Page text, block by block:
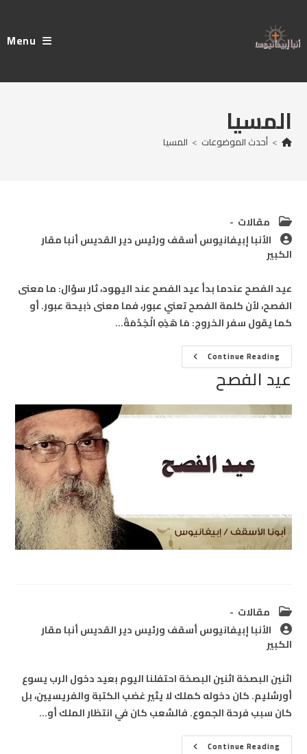
content
Menu
المسيا
> أحدث الموضوعات > المسيا
Post
category:
مقالات
Post
author:
الأنبا إبيفانيوس أسقف ورئيس دير القديس أنبا مقار
الكبير
عيد الفصح عندما بدأ عيد الفصح عند اليهود، ثار سؤال: ما معنى
الفصح، لأن كلمة الفصح تعني عبور، فما معنى ذبيحة عبور. أو
كما يقول سفر الخروج: مَا هَذِهِ الْخِدْمَةُ…
Continue Readingعيد
الفصح عيد الفصح
Post
category:
مقالات
Post
author:
الأنبا إبيفانيوس أسقف ورئيس دير القديس أنبا مقار
الكبير
اثنين البصخة اثنين البصخة احتفلنا اليوم بعيد دخول الرب يسوع
أورشليم. كان دخوله كملك لا يثير غضب الكتبة والفريسيين، بل
كان سبب فرحة الجموع. فالشعب كان في انتظار الملك أو…
Continue Readingاثنين